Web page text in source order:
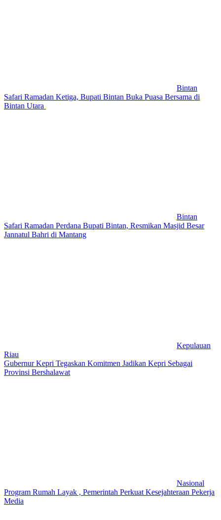
Bintan
Safari Ramadan Ketiga, Bupati Bintan Buka Puasa Bersama di
Bintan Utara
Bintan
Safari Ramadan Perdana Bupati Bintan, Resmikan Masjid Besar
Jannatul Bahri di Mantang
Kepulauan
Riau
Gubernur Kepri Tegaskan Komitmen Jadikan Kepri Sebagai
Provinsi Bershalawat
Nasional
Program Rumah Layak , Pemerintah Perkuat Kesejahteraan Pekerja
Media